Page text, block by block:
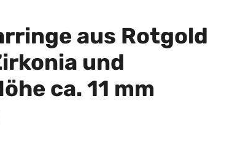
aus Rotgold
und
ca. 11 mm